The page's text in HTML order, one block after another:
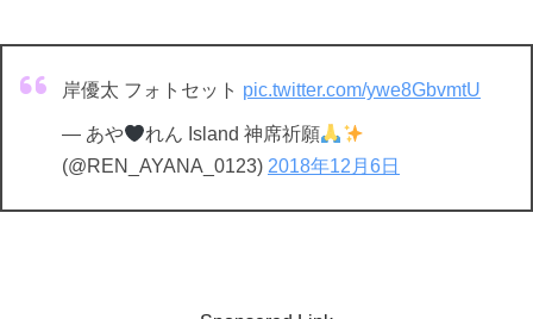
岸優太 フォトセット pic.twitter.com/ywe8GbvmtU
— あや
れん Island 神席祈願
(@REN_AYANA_0123) 2018年12月6日